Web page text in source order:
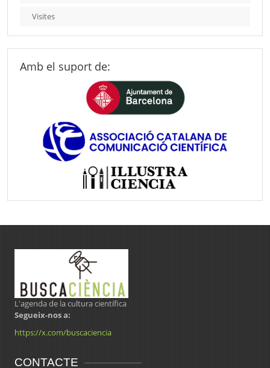
Visites
Amb el suport de:
L'agenda de la cultura científica
Segueix-nos a:
https://x.com/buscaciencia
CONTACTE